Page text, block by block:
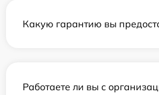
Какую гарантию вы
Работаете ли вы с